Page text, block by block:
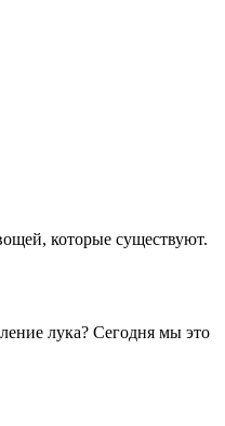
которые существуют.
лука? Сегодня мы это